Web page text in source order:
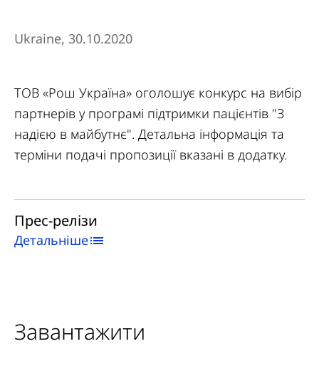
Ukraine, 30.10.2020
ТОВ «Рош Україна» оголошує конкурс на вибір
партнерів у програмі підтримки пацієнтів "З
надією в майбутнє". Детальна інформація та
терміни подачі пропозиції вказані в додатку.
Прес-релізи
Детальніше
Завантажити